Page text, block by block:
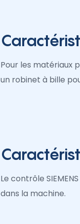
Pour les matériaux
un robinet à bille
Le contrôle
dans la machine.